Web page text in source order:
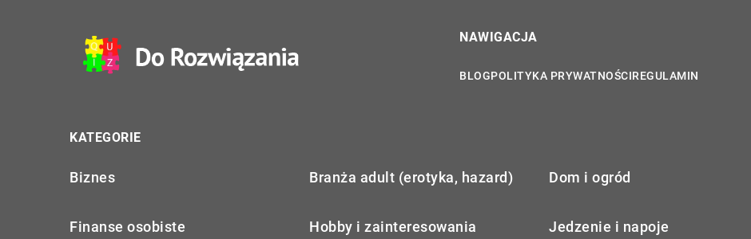
NAWIGACJA
BLOGPOLITYKA PRYWATNOŚCIREGULAMIN
KATEGORIE
Biznes Branża adult (erotyka, hazard) Dom i ogród
Finanse osobiste Hobby i zainteresowania Jedzenie i napoje